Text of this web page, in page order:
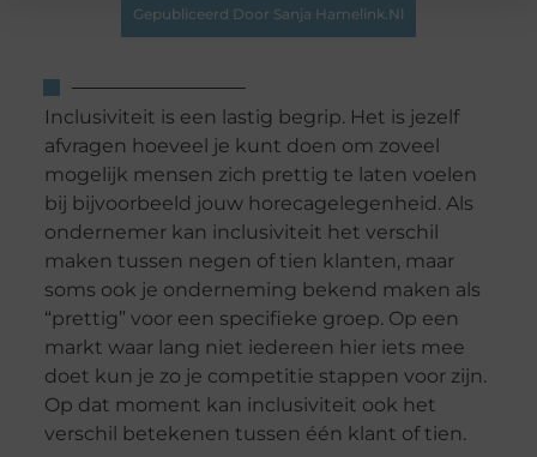
Gepubliceerd Door Sanja Hamelink.nl
Inclusiviteit is een lastig begrip. Het is jezelf
afvragen hoeveel je kunt doen om zoveel
mogelijk mensen zich prettig te laten voelen
bij bijvoorbeeld jouw horecagelegenheid. Als
ondernemer kan inclusiviteit het verschil
maken tussen negen of tien klanten, maar
soms ook je onderneming bekend maken als
“prettig” voor een specifieke groep. Op een
markt waar lang niet iedereen hier iets mee
doet kun je zo je competitie stappen voor zijn.
Op dat moment kan inclusiviteit ook het
verschil betekenen tussen één klant of tien.